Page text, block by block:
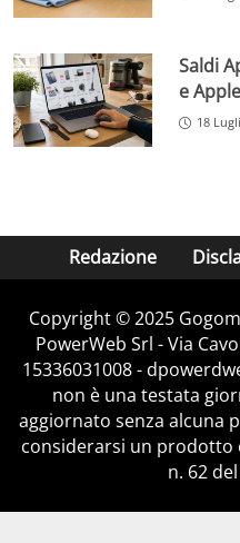
Saldi
e
18
Redazione
Copyright © 2025
PowerWeb Srl - Via
15336031008 -
non è una testata
aggiornato senza alcuna
considerarsi un prodotto
n. 62